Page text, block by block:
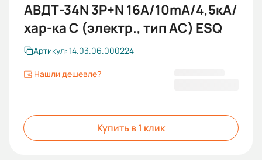
АВДТ-34N 3P+N 16А/10mA/4,5кА/
хар-ка С (электр., тип АС) ESQ
Артикул: 14.03.06.000224
Нашли дешевле?
Купить в 1 клик